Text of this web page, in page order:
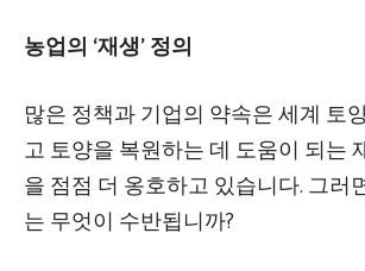
농업의 ‘재생’ 정의
많은 정책과 기업의 약속은 세계 토
고 토양을 복원하는 데 도움이 되는
을 점점 더 옹호하고 있습니다. 그러
는 무엇이 수반됩니까?